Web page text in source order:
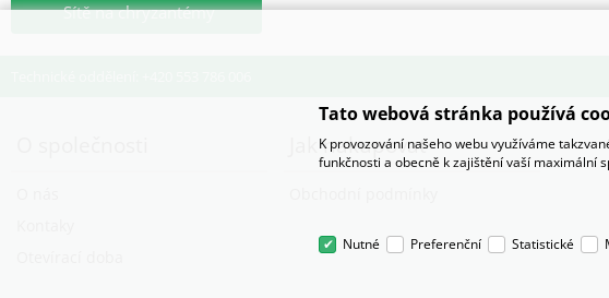
Sítě na chryzantémy
Jak nakupovat
Tato webová stránka používá
K provozování našeho webu využíváme
funkčnosti a obecně k zajištění vaší maximální
Nutné Preferenční Statistické